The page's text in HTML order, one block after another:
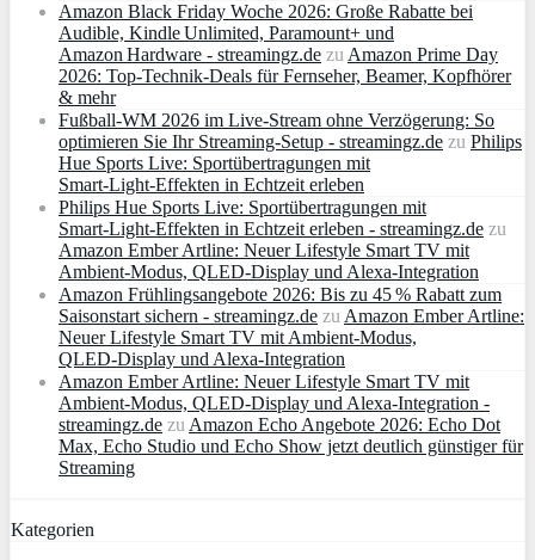
Amazon Black Friday Woche 2026: Große Rabatte bei
Audible, Kindle Unlimited, Paramount+ und
Amazon Hardware - streamingz.de zuAmazon Prime Day
2026: Top-Technik-Deals für Fernseher, Beamer, Kopfhörer
& mehr
Fußball-WM 2026 im Live-Stream ohne Verzögerung: So
optimieren Sie Ihr Streaming-Setup - streamingz.de zu Philips
Hue Sports Live: Sportübertragungen mit
Smart‑Light‑Effekten in Echtzeit erleben
Philips Hue Sports Live: Sportübertragungen mit
Smart‑Light‑Effekten in Echtzeit erleben - streamingz.de zu
Amazon Ember Artline: Neuer Lifestyle Smart TV mit
Ambient‑Modus, QLED‑Display und Alexa‑Integration
Amazon Frühlingsangebote 2026: Bis zu 45 % Rabatt zum
Saisonstart sichern - streamingz.de zuAmazon Ember Artline:
Neuer Lifestyle Smart TV mit Ambient‑Modus,
QLED‑Display und Alexa‑Integration
Amazon Ember Artline: Neuer Lifestyle Smart TV mit
Ambient‑Modus, QLED‑Display und Alexa‑Integration -
streamingz.de zuAmazon Echo Angebote 2026: Echo Dot
Max, Echo Studio und Echo Show jetzt deutlich günstiger für
Streaming
Kategorien